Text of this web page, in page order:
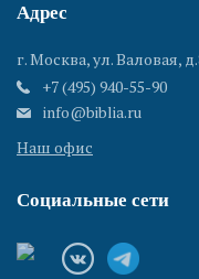
Адрес
г. Москва, ул. Валовая,
+7 (495) 940-55-90
info@biblia.ru
Наш офис
Социальные сети